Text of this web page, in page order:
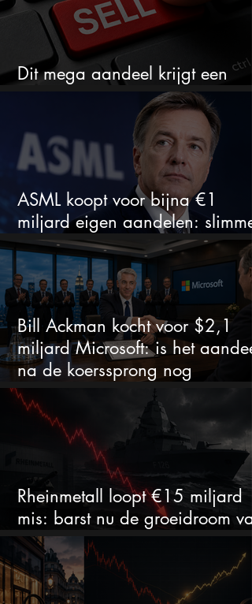
Dit mega aandeel krijgt een
zeldzaam verkoopadvies
ASML koopt voor bijna €1
miljard eigen aandelen: slimme
zet of dure timing?
Bill Ackman kocht voor $2,1
miljard Microsoft: is het aandeel
na de koerssprong nog
aantrekkelijk?
Rheinmetall loopt €15 miljard
mis: barst nu de groeidroom van
het defensiebedrijf?